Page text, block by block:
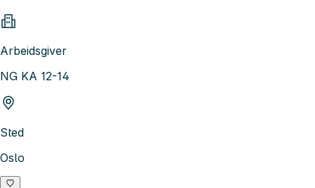
Arbeidsgiver
NG KA 12-14
Sted
Oslo